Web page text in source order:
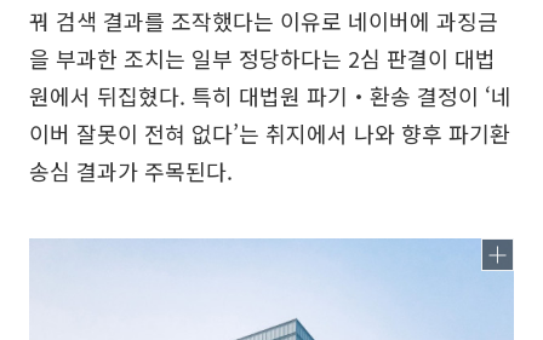
꿔 검색 결과를 조작했다는 이유로 네이버에 과징금
을 부과한 조치는 일부 정당하다는 2심 판결이 대법
원에서 뒤집혔다. 특히 대법원 파기‧환송 결정이 ‘네
이버 잘못이 전혀 없다’는 취지에서 나와 향후 파기환
송심 결과가 주목된다.